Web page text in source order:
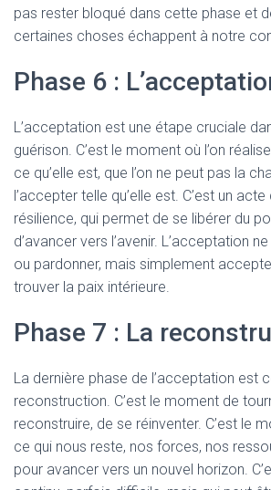
pas rester bloqué dans cette phase et
certaines choses échappent à notre
Phase 6 :
L’acceptation est une étape cruciale
guérison. C’est le moment où l’on
ce qu’elle est, que l’on ne peut pas la
l’accepter telle qu’elle est. C’est un
résilience, qui permet de se libérer du
d’avancer vers l’avenir. L’acceptation
ou pardonner, mais simplement
trouver la paix intérieure.
Phase 7 : La
La dernière phase de l’acceptation est
reconstruction. C’est le moment de
reconstruire, de se réinventer. C’est le
ce qui nous reste, nos forces, nos
pour avancer vers un nouvel horizon.